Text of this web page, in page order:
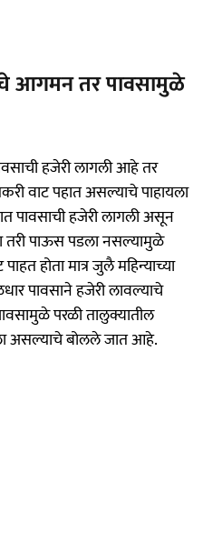
आगमन तर पावसामुळे
हजेरी लागली आहे तर
वाट पहात असल्याचे पाहायला
पावसाची हजेरी लागली असून
तरी पाऊस पडला नसल्यामुळे
होता मात्र जुलै महिन्याच्या
पावसाने हजेरी लावल्याचे
परळी तालुक्यातील
असल्याचे बोलले जात आहे.